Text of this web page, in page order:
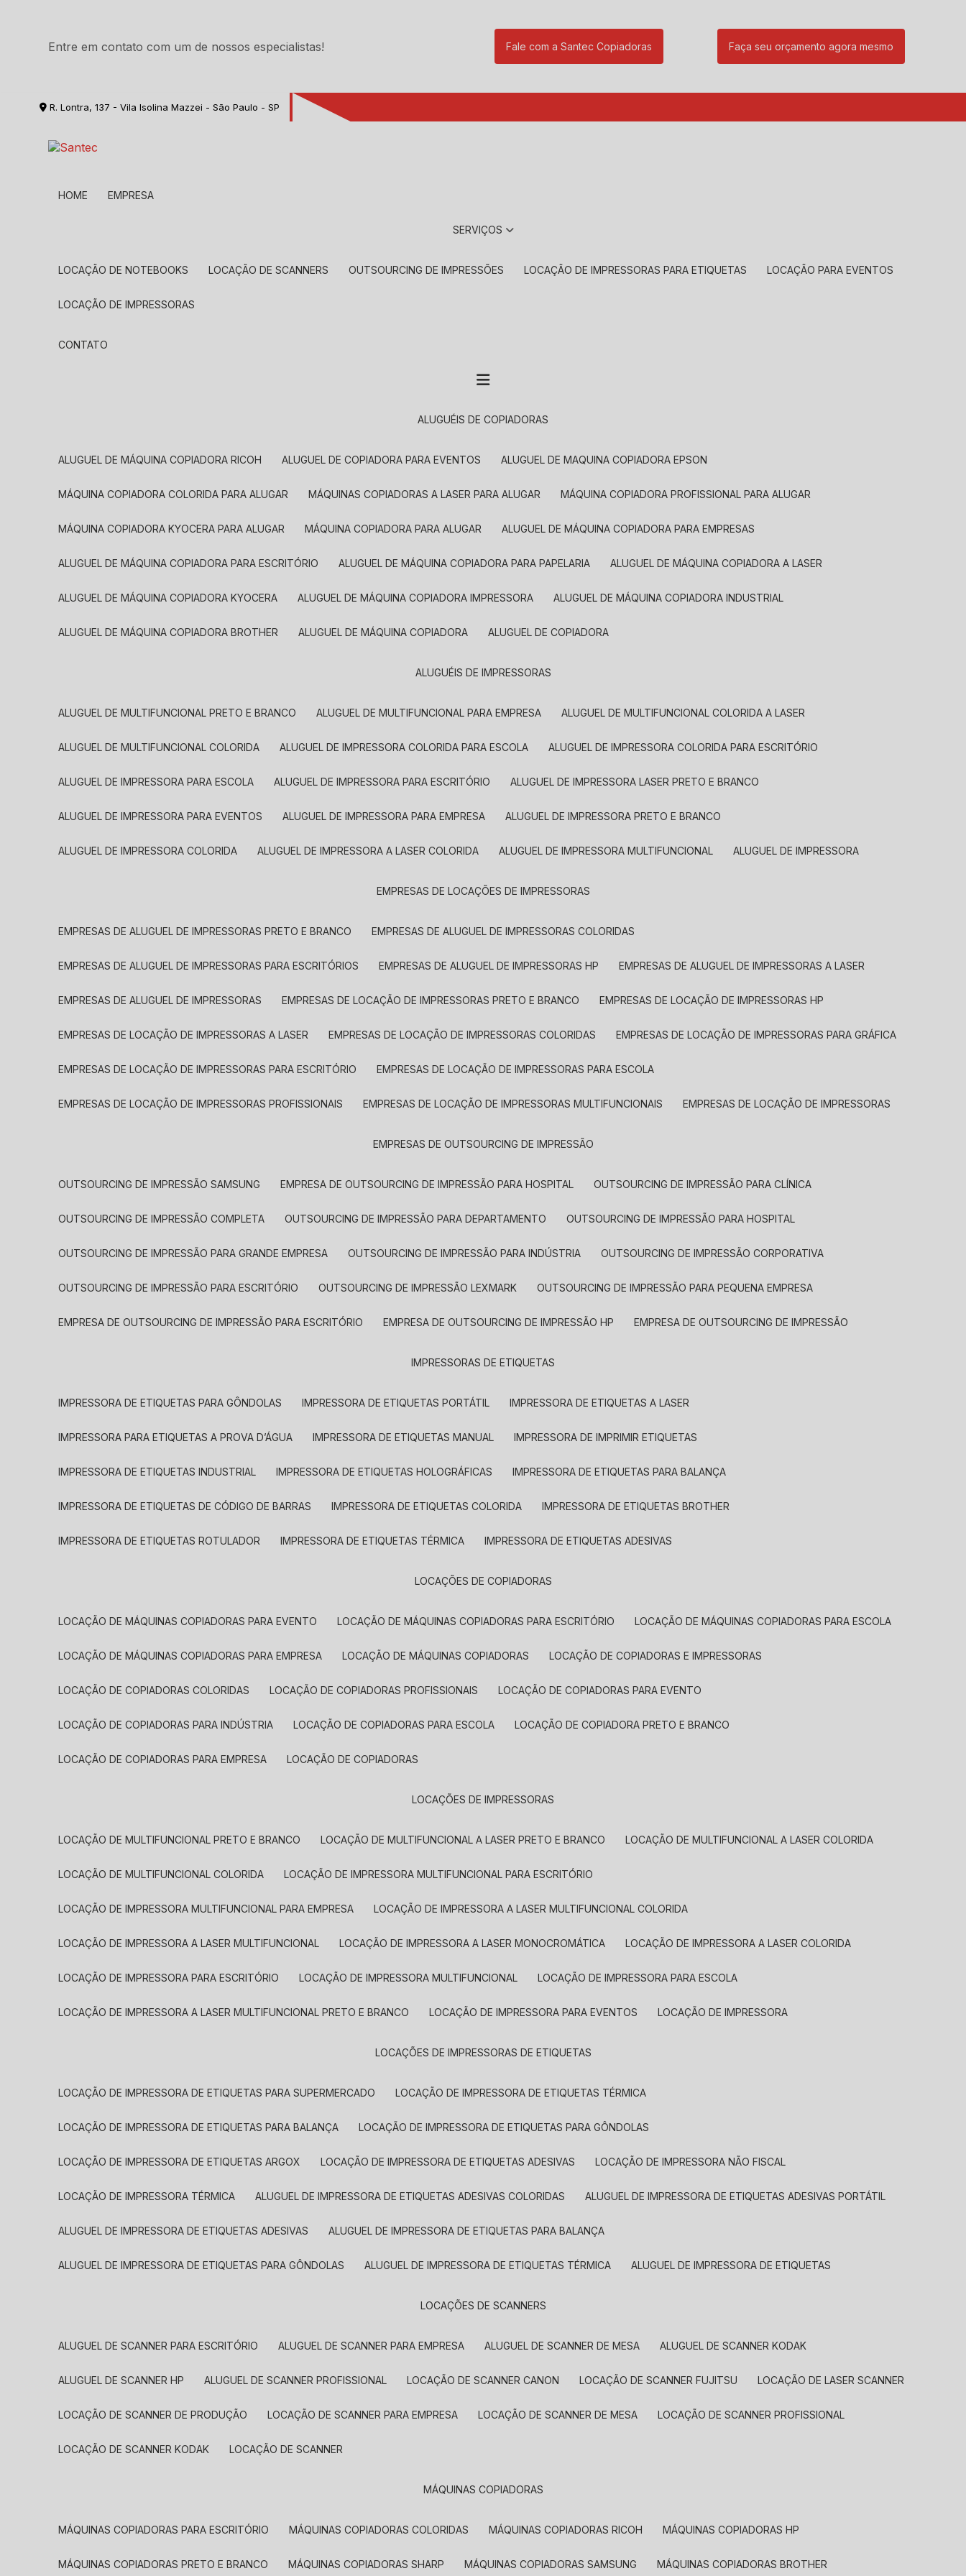
Entre em contato com um de nossos especialistas! Fale com a Santec Copiadoras Faça seu orçamento agora mesmo
R. Lontra, 137 - Vila Isolina Mazzei - São Paulo - SP
HOME EMPRESA
SERVIÇOS
LOCAÇÃO DE NOTEBOOKS LOCAÇÃO DE SCANNERS OUTSOURCING DE IMPRESSÕES LOCAÇÃO DE IMPRESSORAS PARA ETIQUETAS LOCAÇÃO PARA EVENTOS
LOCAÇÃO DE IMPRESSORAS
CONTATO
ALUGUÉIS DE COPIADORAS
ALUGUEL DE MÁQUINA COPIADORA RICOH ALUGUEL DE COPIADORA PARA EVENTOS ALUGUEL DE MAQUINA COPIADORA EPSON
MÁQUINA COPIADORA COLORIDA PARA ALUGAR MÁQUINAS COPIADORAS A LASER PARA ALUGAR MÁQUINA COPIADORA PROFISSIONAL PARA ALUGAR
MÁQUINA COPIADORA KYOCERA PARA ALUGAR MÁQUINA COPIADORA PARA ALUGAR ALUGUEL DE MÁQUINA COPIADORA PARA EMPRESAS
ALUGUEL DE MÁQUINA COPIADORA PARA ESCRITÓRIO ALUGUEL DE MÁQUINA COPIADORA PARA PAPELARIA ALUGUEL DE MÁQUINA COPIADORA A LASER
ALUGUEL DE MÁQUINA COPIADORA KYOCERA ALUGUEL DE MÁQUINA COPIADORA IMPRESSORA ALUGUEL DE MÁQUINA COPIADORA INDUSTRIAL
ALUGUEL DE MÁQUINA COPIADORA BROTHER ALUGUEL DE MÁQUINA COPIADORA ALUGUEL DE COPIADORA
ALUGUÉIS DE IMPRESSORAS
ALUGUEL DE MULTIFUNCIONAL PRETO E BRANCO ALUGUEL DE MULTIFUNCIONAL PARA EMPRESA ALUGUEL DE MULTIFUNCIONAL COLORIDA A LASER
ALUGUEL DE MULTIFUNCIONAL COLORIDA ALUGUEL DE IMPRESSORA COLORIDA PARA ESCOLA ALUGUEL DE IMPRESSORA COLORIDA PARA ESCRITÓRIO
ALUGUEL DE IMPRESSORA PARA ESCOLA ALUGUEL DE IMPRESSORA PARA ESCRITÓRIO ALUGUEL DE IMPRESSORA LASER PRETO E BRANCO
ALUGUEL DE IMPRESSORA PARA EVENTOS ALUGUEL DE IMPRESSORA PARA EMPRESA ALUGUEL DE IMPRESSORA PRETO E BRANCO
ALUGUEL DE IMPRESSORA COLORIDA ALUGUEL DE IMPRESSORA A LASER COLORIDA ALUGUEL DE IMPRESSORA MULTIFUNCIONAL ALUGUEL DE IMPRESSORA
EMPRESAS DE LOCAÇÕES DE IMPRESSORAS
EMPRESAS DE ALUGUEL DE IMPRESSORAS PRETO E BRANCO EMPRESAS DE ALUGUEL DE IMPRESSORAS COLORIDAS
EMPRESAS DE ALUGUEL DE IMPRESSORAS PARA ESCRITÓRIOS EMPRESAS DE ALUGUEL DE IMPRESSORAS HP EMPRESAS DE ALUGUEL DE IMPRESSORAS A LASER
EMPRESAS DE ALUGUEL DE IMPRESSORAS EMPRESAS DE LOCAÇÃO DE IMPRESSORAS PRETO E BRANCO EMPRESAS DE LOCAÇÃO DE IMPRESSORAS HP
EMPRESAS DE LOCAÇÃO DE IMPRESSORAS A LASER EMPRESAS DE LOCAÇÃO DE IMPRESSORAS COLORIDAS EMPRESAS DE LOCAÇÃO DE IMPRESSORAS PARA GRÁFICA
EMPRESAS DE LOCAÇÃO DE IMPRESSORAS PARA ESCRITÓRIO EMPRESAS DE LOCAÇÃO DE IMPRESSORAS PARA ESCOLA
EMPRESAS DE LOCAÇÃO DE IMPRESSORAS PROFISSIONAIS EMPRESAS DE LOCAÇÃO DE IMPRESSORAS MULTIFUNCIONAIS EMPRESAS DE LOCAÇÃO DE IMPRESSORAS
EMPRESAS DE OUTSOURCING DE IMPRESSÃO
OUTSOURCING DE IMPRESSÃO SAMSUNG EMPRESA DE OUTSOURCING DE IMPRESSÃO PARA HOSPITAL OUTSOURCING DE IMPRESSÃO PARA CLÍNICA
OUTSOURCING DE IMPRESSÃO COMPLETA OUTSOURCING DE IMPRESSÃO PARA DEPARTAMENTO OUTSOURCING DE IMPRESSÃO PARA HOSPITAL
OUTSOURCING DE IMPRESSÃO PARA GRANDE EMPRESA OUTSOURCING DE IMPRESSÃO PARA INDÚSTRIA OUTSOURCING DE IMPRESSÃO CORPORATIVA
OUTSOURCING DE IMPRESSÃO PARA ESCRITÓRIO OUTSOURCING DE IMPRESSÃO LEXMARK OUTSOURCING DE IMPRESSÃO PARA PEQUENA EMPRESA
EMPRESA DE OUTSOURCING DE IMPRESSÃO PARA ESCRITÓRIO EMPRESA DE OUTSOURCING DE IMPRESSÃO HP EMPRESA DE OUTSOURCING DE IMPRESSÃO
IMPRESSORAS DE ETIQUETAS
IMPRESSORA DE ETIQUETAS PARA GÔNDOLAS IMPRESSORA DE ETIQUETAS PORTÁTIL IMPRESSORA DE ETIQUETAS A LASER
IMPRESSORA PARA ETIQUETAS A PROVA D’ÁGUA IMPRESSORA DE ETIQUETAS MANUAL IMPRESSORA DE IMPRIMIR ETIQUETAS
IMPRESSORA DE ETIQUETAS INDUSTRIAL IMPRESSORA DE ETIQUETAS HOLOGRÁFICAS IMPRESSORA DE ETIQUETAS PARA BALANÇA
IMPRESSORA DE ETIQUETAS DE CÓDIGO DE BARRAS IMPRESSORA DE ETIQUETAS COLORIDA IMPRESSORA DE ETIQUETAS BROTHER
IMPRESSORA DE ETIQUETAS ROTULADOR IMPRESSORA DE ETIQUETAS TÉRMICA IMPRESSORA DE ETIQUETAS ADESIVAS
LOCAÇÕES DE COPIADORAS
LOCAÇÃO DE MÁQUINAS COPIADORAS PARA EVENTO LOCAÇÃO DE MÁQUINAS COPIADORAS PARA ESCRITÓRIO LOCAÇÃO DE MÁQUINAS COPIADORAS PARA ESCOLA
LOCAÇÃO DE MÁQUINAS COPIADORAS PARA EMPRESA LOCAÇÃO DE MÁQUINAS COPIADORAS LOCAÇÃO DE COPIADORAS E IMPRESSORAS
LOCAÇÃO DE COPIADORAS COLORIDAS LOCAÇÃO DE COPIADORAS PROFISSIONAIS LOCAÇÃO DE COPIADORAS PARA EVENTO
LOCAÇÃO DE COPIADORAS PARA INDÚSTRIA LOCAÇÃO DE COPIADORAS PARA ESCOLA LOCAÇÃO DE COPIADORA PRETO E BRANCO
LOCAÇÃO DE COPIADORAS PARA EMPRESA LOCAÇÃO DE COPIADORAS
LOCAÇÕES DE IMPRESSORAS
LOCAÇÃO DE MULTIFUNCIONAL PRETO E BRANCO LOCAÇÃO DE MULTIFUNCIONAL A LASER PRETO E BRANCO LOCAÇÃO DE MULTIFUNCIONAL A LASER COLORIDA
LOCAÇÃO DE MULTIFUNCIONAL COLORIDA LOCAÇÃO DE IMPRESSORA MULTIFUNCIONAL PARA ESCRITÓRIO
LOCAÇÃO DE IMPRESSORA MULTIFUNCIONAL PARA EMPRESA LOCAÇÃO DE IMPRESSORA A LASER MULTIFUNCIONAL COLORIDA
LOCAÇÃO DE IMPRESSORA A LASER MULTIFUNCIONAL LOCAÇÃO DE IMPRESSORA A LASER MONOCROMÁTICA LOCAÇÃO DE IMPRESSORA A LASER COLORIDA
LOCAÇÃO DE IMPRESSORA PARA ESCRITÓRIO LOCAÇÃO DE IMPRESSORA MULTIFUNCIONAL LOCAÇÃO DE IMPRESSORA PARA ESCOLA
LOCAÇÃO DE IMPRESSORA A LASER MULTIFUNCIONAL PRETO E BRANCO LOCAÇÃO DE IMPRESSORA PARA EVENTOS LOCAÇÃO DE IMPRESSORA
LOCAÇÕES DE IMPRESSORAS DE ETIQUETAS
LOCAÇÃO DE IMPRESSORA DE ETIQUETAS PARA SUPERMERCADO LOCAÇÃO DE IMPRESSORA DE ETIQUETAS TÉRMICA
LOCAÇÃO DE IMPRESSORA DE ETIQUETAS PARA BALANÇA LOCAÇÃO DE IMPRESSORA DE ETIQUETAS PARA GÔNDOLAS
LOCAÇÃO DE IMPRESSORA DE ETIQUETAS ARGOX LOCAÇÃO DE IMPRESSORA DE ETIQUETAS ADESIVAS LOCAÇÃO DE IMPRESSORA NÃO FISCAL
LOCAÇÃO DE IMPRESSORA TÉRMICA ALUGUEL DE IMPRESSORA DE ETIQUETAS ADESIVAS COLORIDAS ALUGUEL DE IMPRESSORA DE ETIQUETAS ADESIVAS PORTÁTIL
ALUGUEL DE IMPRESSORA DE ETIQUETAS ADESIVAS ALUGUEL DE IMPRESSORA DE ETIQUETAS PARA BALANÇA
ALUGUEL DE IMPRESSORA DE ETIQUETAS PARA GÔNDOLAS ALUGUEL DE IMPRESSORA DE ETIQUETAS TÉRMICA ALUGUEL DE IMPRESSORA DE ETIQUETAS
LOCAÇÕES DE SCANNERS
ALUGUEL DE SCANNER PARA ESCRITÓRIO ALUGUEL DE SCANNER PARA EMPRESA ALUGUEL DE SCANNER DE MESA ALUGUEL DE SCANNER KODAK
ALUGUEL DE SCANNER HP ALUGUEL DE SCANNER PROFISSIONAL LOCAÇÃO DE SCANNER CANON LOCAÇÃO DE SCANNER FUJITSU LOCAÇÃO DE LASER SCANNER
LOCAÇÃO DE SCANNER DE PRODUÇÃO LOCAÇÃO DE SCANNER PARA EMPRESA LOCAÇÃO DE SCANNER DE MESA LOCAÇÃO DE SCANNER PROFISSIONAL
LOCAÇÃO DE SCANNER KODAK LOCAÇÃO DE SCANNER
MÁQUINAS COPIADORAS
MÁQUINAS COPIADORAS PARA ESCRITÓRIO MÁQUINAS COPIADORAS COLORIDAS MÁQUINAS COPIADORAS RICOH MÁQUINAS COPIADORAS HP
MÁQUINAS COPIADORAS PRETO E BRANCO MÁQUINAS COPIADORAS SHARP MÁQUINAS COPIADORAS SAMSUNG MÁQUINAS COPIADORAS BROTHER